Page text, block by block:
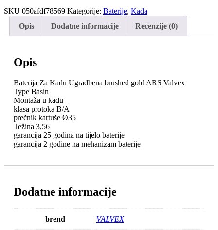
Ugradbena
brushed
ARS
SKU 050afdf78569 Kategorije: Baterije, Kada
Opis
Dodatne informacije Recenzije (0)
Opis
Baterija Za Kadu Ugradbena brushed gold ARS Valvex
Type Basin
Montaža u kadu
klasa protoka B/A
prečnik kartuše Ø35
Težina 3,56
garancija 25 godina na tijelo baterije
garancija 2 godine na mehanizam baterije
Dodatne informacije
brend VALVEX